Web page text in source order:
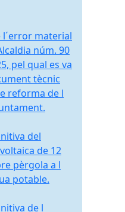
l´error material
núm. 90
pel qual es va
tècnic
reforma de l
del
de 12
pèrgola a l
potable.
de l